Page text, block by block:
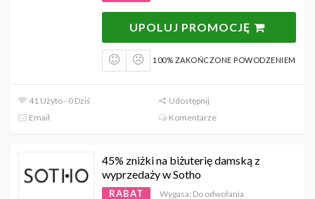
UPOLUJ PROMOCJĘ
100% ZAKOŃCZONE POWODZENIEM
41 Użyto - 0 Dziś
Udostępnij
Email
Komentarze
45% zniżki na biżuterię damską z
wyprzedaży w Sotho
RABAT Wygasa: Do odwołania